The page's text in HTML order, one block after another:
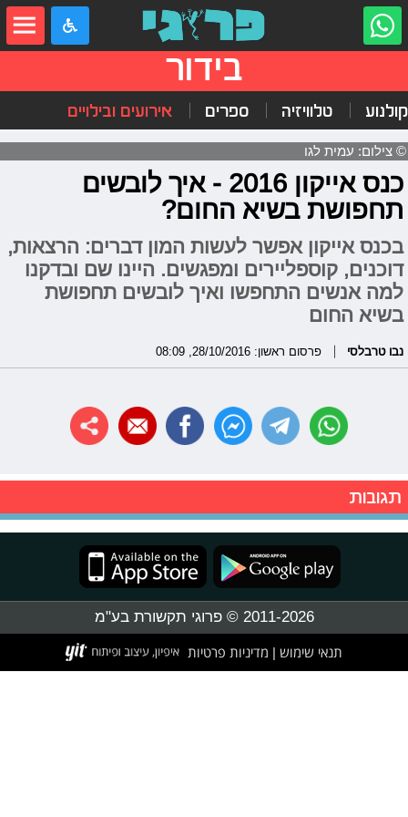
בידור
קולנוע טלוויזיה ספרים אירועים ובילויים
© צילום: עמית לגו
כנס אייקון 2016 - איך לובשים
תחפושת בשיא החום?
בכנס אייקון אפשר לעשות המון דברים: הרצאות,
דוכנים, קוספליירים ומפגשים. היינו שם ובדקנו
למה אנשים התחפשו ואיך לובשים תחפושת
בשיא החום
נבו טרבלסי פרסום ראשון: 28/10/2016, 08:09
תגובות
2011-2026 © פרוגי תקשורת בע"מ
תנאי שימוש | מדיניות פרטיות